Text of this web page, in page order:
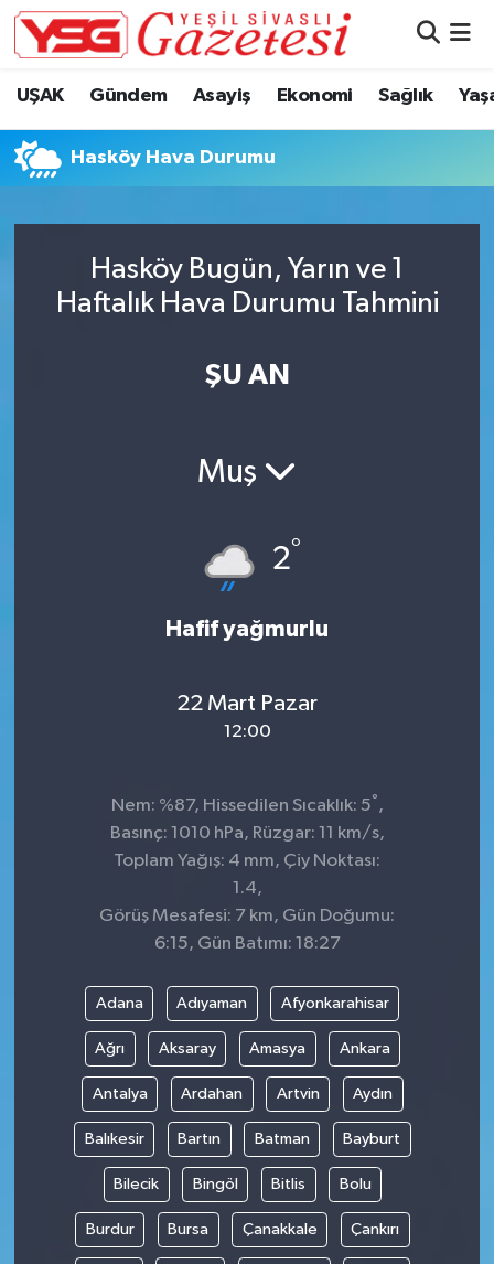
UŞAK Gündem Asayiş Ekonomi Sağlık
Hasköy Hava Durumu
Hasköy Bugün, Yarın ve 1
Haftalık Hava Durumu Tahmini
ŞU AN
Muş
2°
Hafif yağmurlu
22 Mart Pazar
12:00
Nem: %87, Hissedilen Sıcaklık: 5° ,
Basınç: 1010 hPa, Rüzgar: 11 km/s,
Toplam Yağış: 4 mm, Çiy Noktası:
1.4,
Görüş Mesafesi: 7 km, Gün Doğumu:
6:15, Gün Batımı: 18:27
Adana Adıyaman Afyonkarahisar
Ağrı Aksaray Amasya Ankara
Antalya Ardahan Artvin Aydın
Balıkesir Bartın Batman Bayburt
Bilecik Bingöl Bitlis Bolu
Burdur Bursa Çanakkale Çankırı
Süper Lig Puan Durumu ve Fikstür